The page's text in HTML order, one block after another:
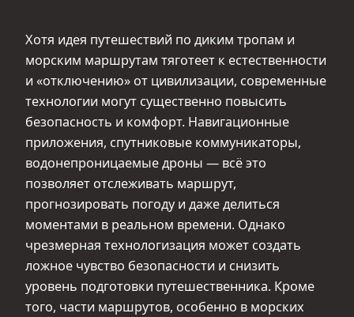
Хотя идея путешествий по диким тропам и
морским маршрутам тяготеет к естественности
и «отключению» от цивилизации, современные
технологии могут существенно повысить
безопасность и комфорт. Навигационные
приложения, спутниковые коммуникаторы,
водонепроницаемые дроны — всё это
позволяет отслеживать маршрут,
прогнозировать погоду и даже делиться
моментами в реальном времени. Однако
чрезмерная технологизация может создать
ложное чувство безопасности и снизить
уровень подготовки путешественника. Кроме
того, части маршрутов, особенно в морских